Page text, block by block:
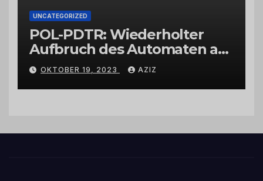
UNCATEGORIZED
POL-PDTR: Wiederholter
Aufbruch des Automaten am
Wohnmobilstellplatz in
Hermeskeil am Labachweg
OKTOBER 19, 2023 AZIZ